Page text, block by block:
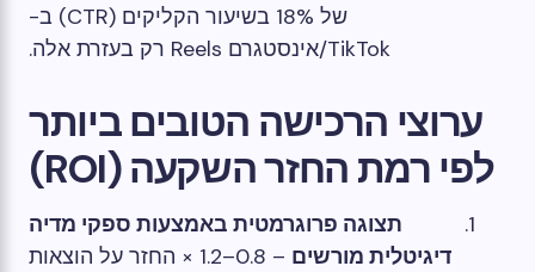
של 18% בשיעור הקליקים (CTR) ב-
TikTok/אינסטגרם Reels רק בעזרת אלה.
ערוצי הרכישה הטובים ביותר
לפי רמת החזר השקעה (ROI)
תצוגה פרוגרמטית באמצעות ספקי מדיה
דיגיטלית מורשים
– 0.8–1.2 × החזר על הוצאות